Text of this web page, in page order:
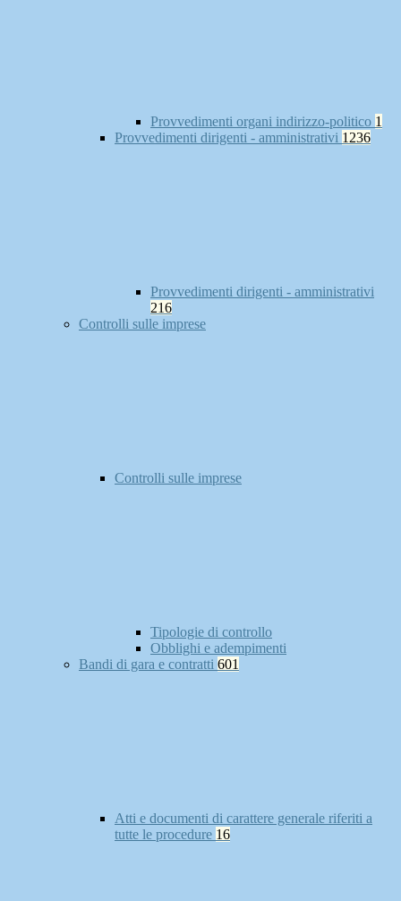
Provvedimenti organi indirizzo-politico 1
Provvedimenti dirigenti - amministrativi 1236
Provvedimenti dirigenti - amministrativi
216
Controlli sulle imprese
Controlli sulle imprese
Tipologie di controllo
Obblighi e adempimenti
Bandi di gara e contratti 601
Atti e documenti di carattere generale riferiti a
tutte le procedure 16